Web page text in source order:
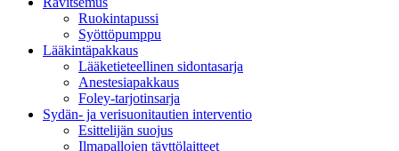
Ruokintapussi
Syöttöpumppu
Lääkintäpakkaus
Lääketieteellinen sidontasarja
Anestesiapakkaus
Foley-tarjotinsarja
Sydän- ja verisuonitautien interventio
Esittelijän suojus
Ilmapallojen täyttölaitteet